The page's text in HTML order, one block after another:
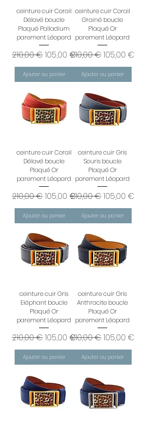
ceinture cuir Corail
Délavé boucle
Plaqué Palladium
parement Léopard
Prix original
210,00 €Prix promotionnel
105,00 €
Ajouter au panier
ceinture cuir Corail
Grainé boucle
Plaqué Or
parement Léopard
Prix original
210,00 €Prix
105,00 €
Ajouter au panier
ceinture cuir Corail
Délavé boucle
Plaqué Or
parement Léopard
Prix original
210,00 €Prix promotionnel
105,00 €
Ajouter au panier
ceinture cuir Gris
Souris boucle
Plaqué Or
parement Léopard
Prix original
210,00 €Prix
105,00 €
Ajouter au panier
ceinture cuir Gris
Eléphant boucle
Plaqué Or
parement Léopard
Prix original
210,00 €Prix promotionnel
105,00 €
Ajouter au panier
ceinture cuir Gris
Anthracite boucle
Plaqué Or
parement Léopard
Prix original
210,00 €Prix
105,00 €
Ajouter au panier